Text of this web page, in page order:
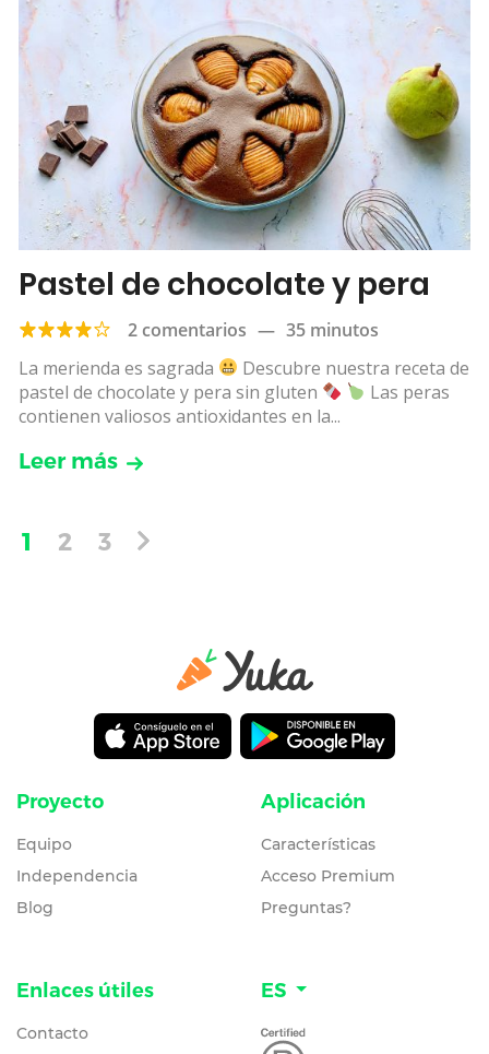
Pastel de chocolate y pera
2 comentarios — 35 minutos
La merienda es sagrada
Descubre nuestra receta de
pastel de chocolate y pera sin gluten
Las peras
contienen valiosos antioxidantes en la...
Leer más
1 2 3
Proyecto
Equipo
Independencia
Blog
Aplicación
Características
Acceso Premium
Preguntas?
Enlaces útiles
Contacto
ES